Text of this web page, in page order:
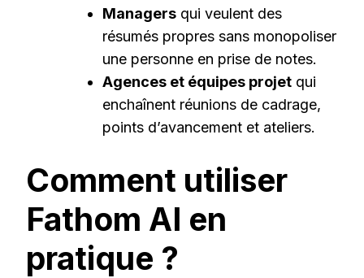
Managers qui veulent des
résumés propres sans monopoliser
une personne en prise de notes.
Agences et équipes projet qui
enchaînent réunions de cadrage,
points d’avancement et ateliers.
Comment utiliser
Fathom AI en
pratique ?